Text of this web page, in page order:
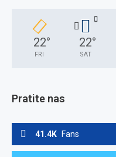
22°
FRI
22°
SAT
Pratite nas
41.4K Fans